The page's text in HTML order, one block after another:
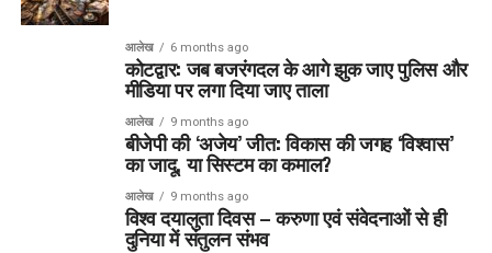
आलेख 6 months ago
कोटद्वार: जब बजरंगदल के आगे झुक जाए पुलिस और
मीडिया पर लगा दिया जाए ताला
आलेख 9 months ago
बीजेपी की ‘अजेय’ जीत: विकास की जगह ‘विश्वास’
का जादू, या सिस्टम का कमाल?
आलेख 9 months ago
विश्व दयालुता दिवस – करुणा एवं संवेदनाओं से ही
दुनिया में संतुलन संभव